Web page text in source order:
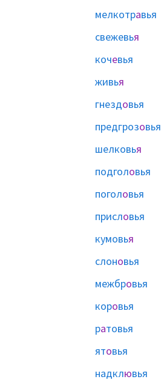
мелкотравья
свежевья
кочевья
живья
гнездовья
предгрозовья
шелковья
подголовья
поголовья
присловья
кумовья
слоновья
межбровья
коровья
ратовья
ятовья
надклювья